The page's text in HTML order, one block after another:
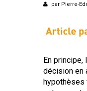
par Pierre-
En principe,
décision en
hypothèses